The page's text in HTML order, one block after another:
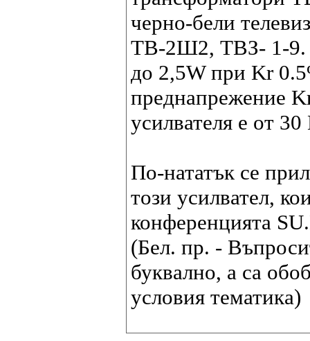
черно-бели
ТВ-2Ш2, ТВЗ- 1-9.
до 2,5W при Kr
преднапрежение
усилвателя е от
По-нататък се
този усилвател,
конференцията
(Бел. пр. -
буквално, а са
условия тематика)